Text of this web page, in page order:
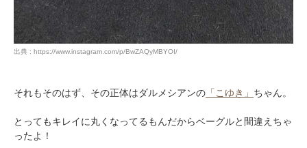
出典 : https://www.instagram.com/p/BwZAQyMBYOI/
それもそのはず、その正体はダルメシアンの 「こゆき」 ちゃん。
とってもキレイに丸くなってるもんだからベーグルと間違えちゃ
ったよ！